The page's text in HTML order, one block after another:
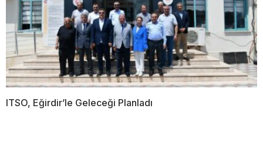
ITSO, Eğirdir’le Geleceği Planladı